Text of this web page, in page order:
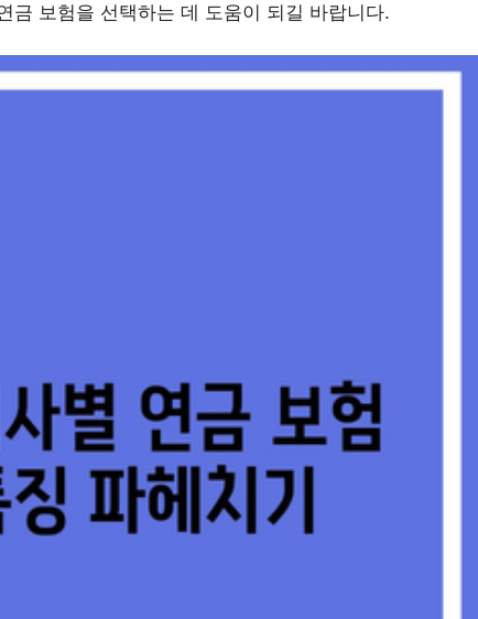
금 보험을 선택하는 데 도움이 되길 바랍니다.